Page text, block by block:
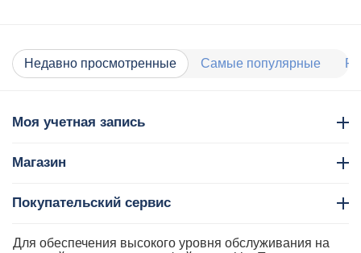
Недавно просмотренные Самые популярные
Моя учетная запись
Магазин
Покупательский сервис
Контакты
Для обеспечения высокого уровня обслуживания на